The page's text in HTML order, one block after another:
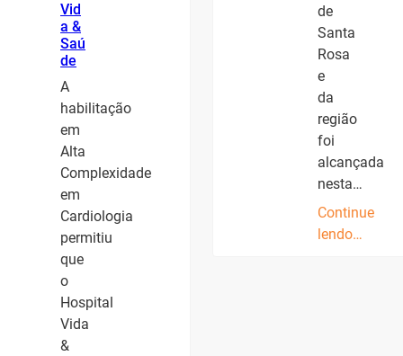
Vid
a &
Saú
de
A
habilitação
em
Alta
Complexidade
em
Cardiologia
permitiu
que
o
Hospital
Vida
&
de
Santa
Rosa
e
da
região
foi
alcançada
nesta…
Continue
lendo…